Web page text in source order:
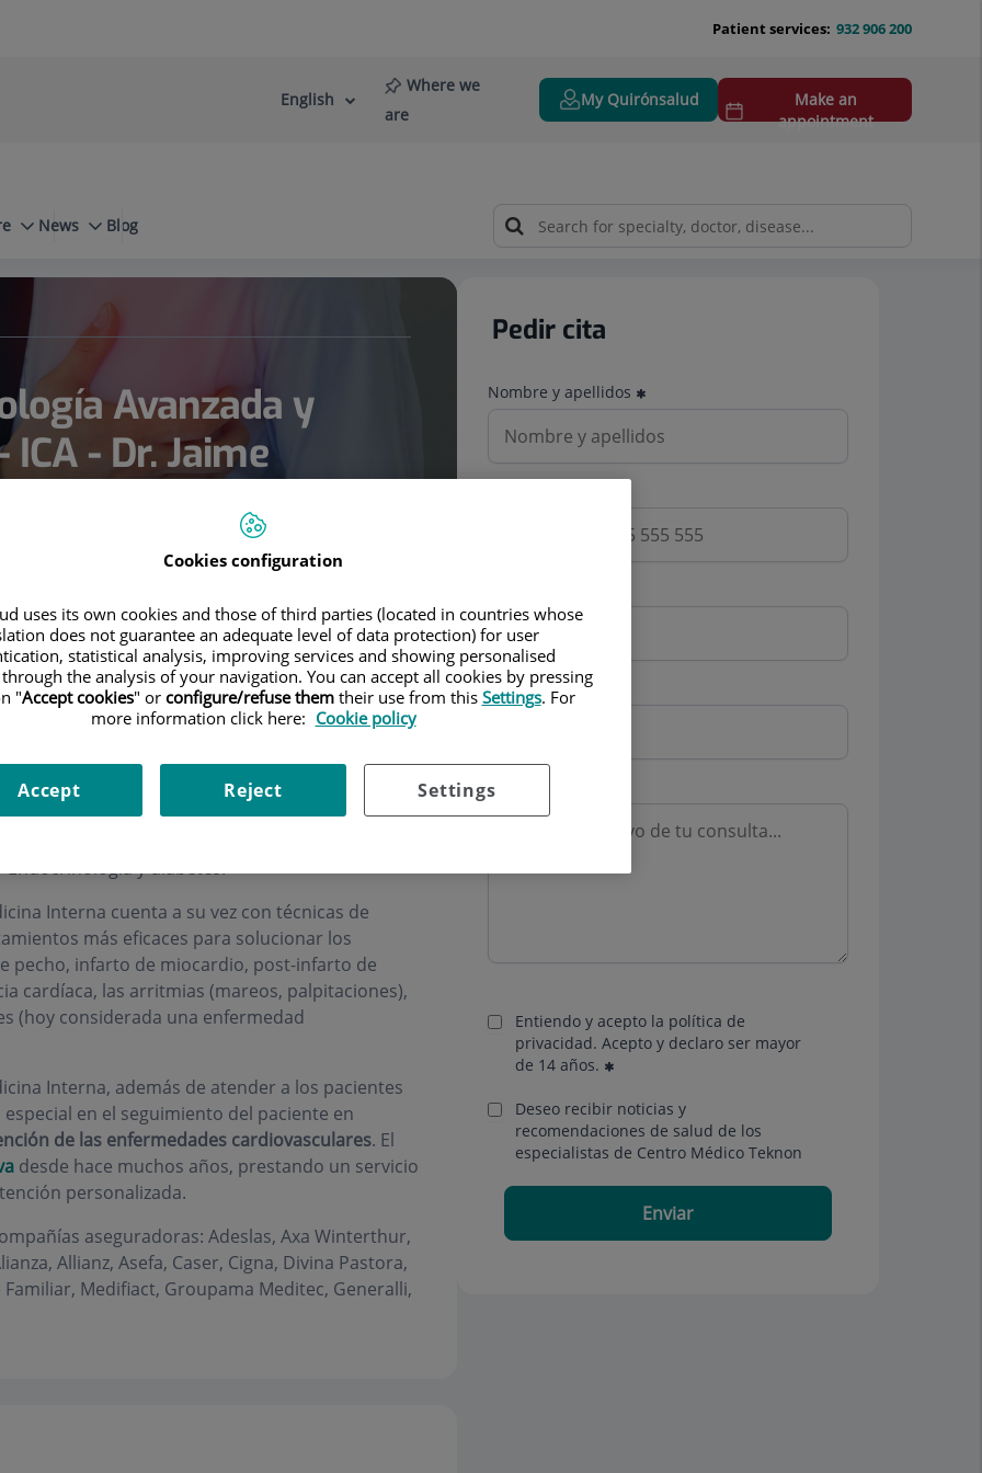
932 906 200
Patient services:
Language
Active
English
Where we
are
My Quirónsalud
Make an
appointment
News
Blog
Avanzada y
- Dr. Jaime
hours
Interna
, cuyo objetivo es la asistencia de
Medicina general, cuenta con un cuadro médico
de Centro Médico Teknon, que incluye
Endocrinología y diabetes.
Interna cuenta a su vez con técnicas de
más eficaces para solucionar los
pecho, infarto de miocardio, post-infarto de
cardíaca, las arritmias (mareos, palpitaciones),
(hoy considerada una enfermedad
Interna, además de atender a los pacientes
en el seguimiento del paciente en
de las enfermedades cardiovasculares. El
desde hace muchos años, prestando un servicio
personalizada.
aseguradoras: Adeslas, Axa Winterthur,
Allianz, Asefa, Caser, Cigna, Divina Pastora,
Familiar, Medifiact, Groupama Meditec, Generalli,
Pedir cita
Nombre y apellidos
Mutua
Motivo consulta
Entiendo y acepto la política de
privacidad. Acepto y declaro ser mayor
de 14 años.
Deseo recibir noticias y
recomendaciones de salud de los
especialistas de Centro Médico Teknon
Enviar
Cookies configuration
uses its own cookies and those of third parties (located in countries whose
does not guarantee an adequate level of data protection) for user
statistical analysis, improving services and showing personalised
the analysis of your navigation. You can accept all cookies by pressing
"Accept cookies" or configure/refuse themtheir use from this Settings. For
more information click here: Cookie policy
Settings
Reject
Accept